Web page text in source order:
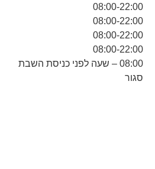
08:00-22:00
08:00-22:00
08:00-22:00
08:00-22:00
08:00 – שעה לפני כניסת השבת
סגור